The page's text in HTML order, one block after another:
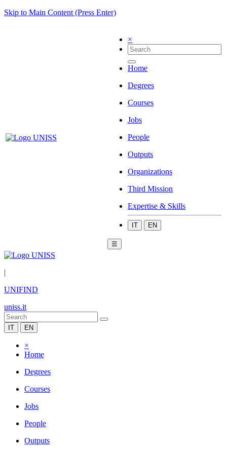
Skip to Main Content (Press Enter)
×
Home
Degrees
Courses
Jobs
People
Outputs
Organizations
Third Mission
Expertise & Skills
IT EN
☰
|
UNIFIND
uniss.it
IT EN
×
Home
Degrees
Courses
Jobs
People
Outputs